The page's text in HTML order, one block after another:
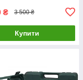
₴ 3 500 ₴
Купити